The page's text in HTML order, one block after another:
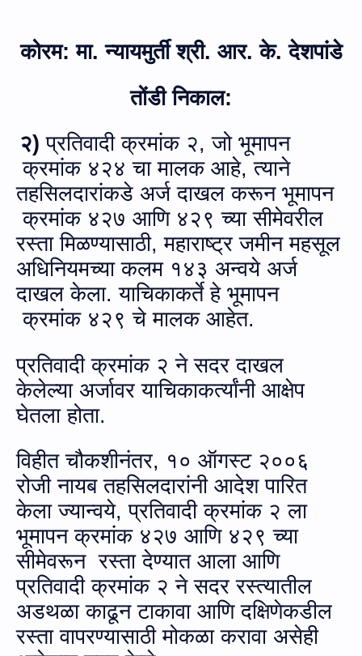
कोरम: मा. न्‍यायमुर्ती श्री. आर. के. देशपांडे
तोंडी निकाल:
२) प्रतिवादी क्रमांक २, जो भूमापन
क्रमांक ४२४ चा मालक आहे, त्‍याने
तहसिलदारांकडे अर्ज दाखल करून भूमापन
क्रमांक ४२७ आणि ४२९ च्या सीमेवरील
रस्ता मिळण्‍यासाठी, महाराष्ट्र जमीन महसूल
अधिनियमच्या कलम १४३ अन्‍वये अर्ज
दाखल केला. याचिकाकर्ते हे भूमापन
क्रमांक ४२९ चे मालक आहेत.
प्रतिवादी क्रमांक २ ने सदर दाखल
केलेल्या अर्जावर याचिकाकर्त्यांनी आक्षेप
घेतला होता.
विहीत चौकशीनंतर, १० ऑगस्ट २००६
रोजी नायब तहसिलदारांनी आदेश पारित
केला ज्‍यान्‍वये, प्रतिवादी क्रमांक २ ला
भूमापन क्रमांक ४२७ आणि ४२९ च्या
सीमेवरून रस्ता देण्‍यात आला आणि
प्रतिवादी क्रमांक २ ने सदर रस्‍त्‍यातील
अडथळा काढून टाकावा आणि दक्षिणेकडील
रस्ता वापरण्यासाठी मोकळा करावा असेही